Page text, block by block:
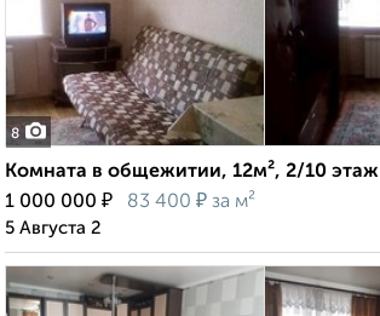
8
Комната в общежитии, 12м², 2/10 этаж
1 000 000 ₽ 83 400 ₽ за м²
5 Августа 2